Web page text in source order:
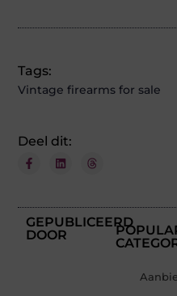
Tags:
Vintage firearms for sale
Deel dit:
GEPUBLICEERD
DOOR